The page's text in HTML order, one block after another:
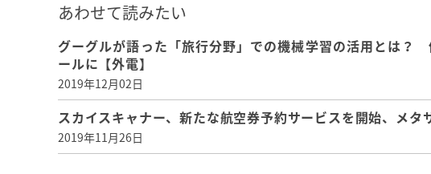
あわせて読みたい
グーグルが語った「旅行分野」での機械学習の活用とは？
ールに【外電】
2019年12月02日
スカイスキャナー、新たな航空券予約サービスを開始、メタ
2019年11月26日